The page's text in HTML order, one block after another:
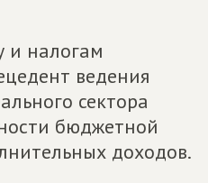
и налогам
ведения
сектора
бюджетной
доходов.